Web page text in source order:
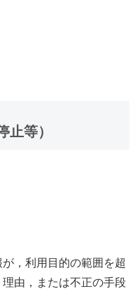
止等）
，利用目的の範囲を超
由，または不正の手段